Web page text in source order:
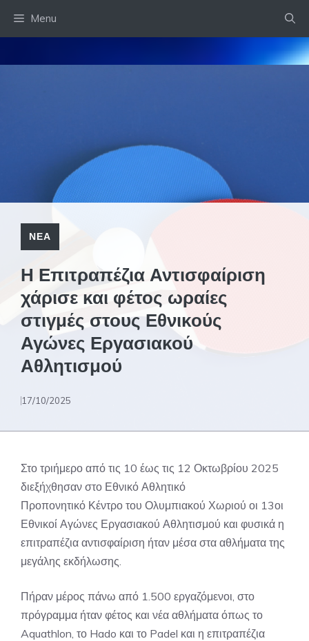
Menu
ΝΕΑ
Η Επιτραπέζια Αντισφαίριση
χάρισε και φέτος ωραίες
στιγμές στους Εθνικούς
Αγώνες Εργασιακού
Αθλητισμού
17/10/2025
Στο τριήμερο από τις 10 έως τις 12 Οκτωβρίου 2025
διεξήχθησαν στο Εθνικό Αθλητικό
Προπονητικό Κέντρο του Ολυμπιακού Χωριού οι 13οι
Εθνικοί Αγώνες Εργασιακού Αθλητισμού και φυσικά η
επιτραπέζια αντισφαίριση ήταν μέσα στα αθλήματα της
μεγάλης εκδήλωσης.
Πήραν μέρος πάνω από 1.500 εργαζόμενοι, στο
πρόγραμμα ήταν φέτος και νέα αθλήματα όπως το
Aquathlon, το Hado και το Padel και η επιτραπέζια